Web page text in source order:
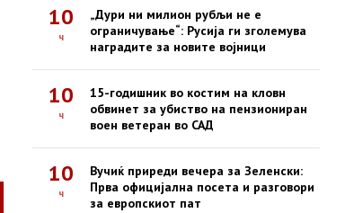
10
ч
„Дури ни милион рубљи не е
ограничување“: Русија ги зголемува
наградите за новите војници
10
ч
15-годишник во костим на кловн
обвинет за убиство на пензиониран
воен ветеран во САД
10
ч
Вучиќ приреди вечера за Зеленски:
Прва официјална посета и разговори
за европскиот пат